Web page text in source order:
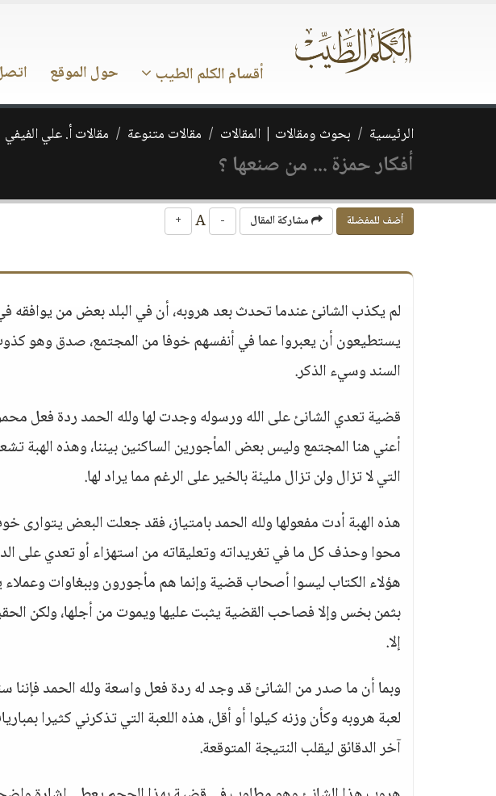
أقسام الكلم الطيب حول الموقع
الرئيسية بحوث ومقالات | المقالات مقالات متنوعة مقالات أ. علي الفيفي
أفكار حمزة ... من صنعها ؟
أضف للمفضلة مشاركة المقال -
+
لم يكذب الشانئ عندما تحدث بعد هروبه، أن في البلد بعض من يوافقه في
يستطيعون أن يعبروا عما في أنفسهم خوفا من المجتمع، صدق وهو
السند وسيء الذكر.
قضية تعدي الشانئ على الله ورسوله وجدت لها ولله الحمد ردة فعل
أعني هنا المجتمع وليس بعض المأجورين الساكنين بيننا، وهذه الهبة
التي لا تزال ولن تزال مليئة بالخير على الرغم مما يراد لها.
هذه الهبة أدت مفعولها ولله الحمد بامتياز، فقد جعلت البعض يتوارى
محوا وحذف كل ما في تغريداته وتعليقاته من استهزاء أو تعدي على
هؤلاء الكتاب ليسوا أصحاب قضية وإنما هم مأجورون وببغاوات
بثمن بخس وإلا فصاحب القضية يثبت عليها ويموت من أجلها، ولكن
إلا.
وبما أن ما صدر من الشانئ قد وجد له ردة فعل واسعة ولله الحمد
لعبة هروبه وكأن وزنه كيلوا أو أقل، هذه اللعبة التي تذكرني كثيرا
آخر الدقائق ليقلب النتيجة المتوقعة.